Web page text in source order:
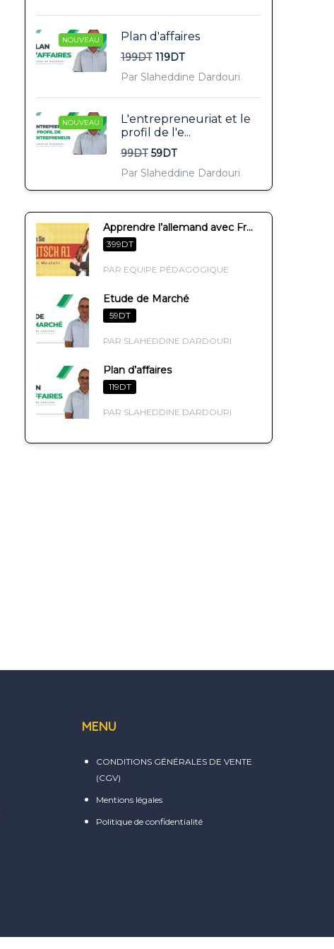
NOUVEAU Plan d'affaires
199DT 119DT
Par Slaheddine Dardouri
NOUVEAU
L'entrepreneuriat et le
profil de l'e...
99DT 59DT
Par Slaheddine Dardouri
Apprendre l’allemand avec Fr...
399DT
PAR EQUIPE PÉDAGOGIQUE
Etude de Marché
59DT
PAR SLAHEDDINE DARDOURI
Plan d’affaires
119DT
PAR SLAHEDDINE DARDOURI
MENU
CONDITIONS GÉNÉRALES DE VENTE
(CGV)
Mentions légales
Politique de confidentialité